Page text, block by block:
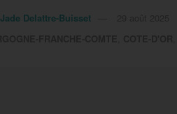
Jade Delattre-Buisset